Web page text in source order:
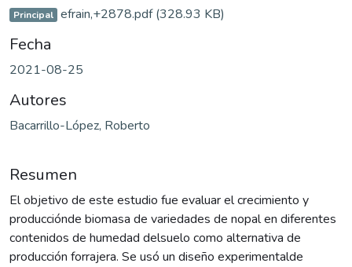
Principal efrain,+2878.pdf(328.93 KB)
Fecha
2021-08-25
Autores
Bacarrillo-López, Roberto
Resumen
El objetivo de este estudio fue evaluar el crecimiento y
producciónde biomasa de variedades de nopal en diferentes
contenidos de humedad delsuelo como alternativa de
producción forrajera. Se usó un diseño experimentalde